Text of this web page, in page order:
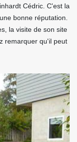
Cédric. C'est la
bonne réputation.
la visite de son site
remarquer qu'il peut